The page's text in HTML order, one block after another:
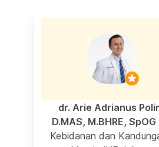
dr. Arie Adrianus
D.MAS, M.BHRE, SpOG
Kebidanan dan